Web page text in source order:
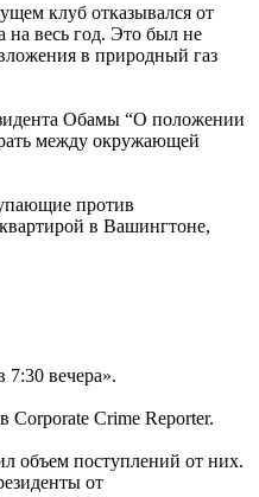
клуб отказывался от
весь год. Это был не
в природный газ
Обамы “О положении
между окружающей
против
в Вашингтоне,
вечера».
Corporate Crime Reporter.
объем поступлений от них.
от